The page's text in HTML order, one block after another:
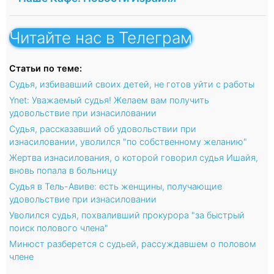
Читайте нас в Телеграм
Статьи по теме:
Судья, избивавший своих детей, не готов уйти с работы
Ynet: Уважаемый судья! Желаем вам получить
удовольствие при изнасиловании
Судья, рассказавший об удовольствии при
изнасиловании, уволился "по собственному желанию"
Жертва изнасилования, о которой говорил судья Ишайя,
вновь попала в больницу
Судья в Тель-Авиве: есть женщины, получающие
удовольствие при изнасиловании
Уволился судья, похваливший прокурора "за быстрый
поиск полового члена"
Минюст разберется с судьей, рассуждавшем о половом
члене